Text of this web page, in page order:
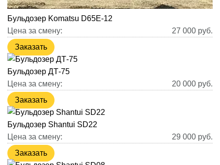
Бульдозер Komatsu D65E-12
Цена за смену:
27 000 руб.
Заказать
Бульдозер ДТ-75
Цена за смену:
20 000 руб.
Заказать
Бульдозер Shantui SD22
Цена за смену:
29 000 руб.
Заказать